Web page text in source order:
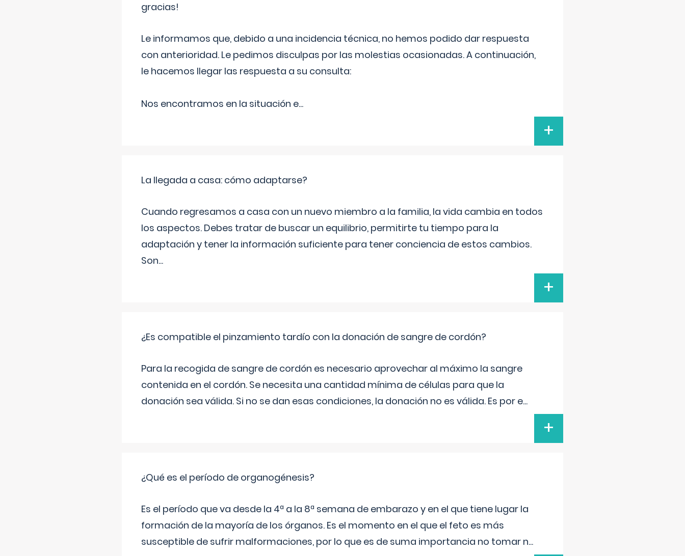
gracias!
Le informamos que, debido a una incidencia técnica, no hemos podido dar respuesta
con anterioridad. Le pedimos disculpas por las molestias ocasionadas. A continuación,
le hacemos llegar las respuesta a su consulta:
Nos encontramos en la situación e...
+
La llegada a casa: cómo adaptarse?
Cuando regresamos a casa con un nuevo miembro a la familia, la vida cambia en todos
los aspectos. Debes tratar de buscar un equilibrio, permitirte tu tiempo para la
adaptación y tener la información suficiente para tener conciencia de estos cambios.
Son...
+
¿Es compatible el pinzamiento tardío con la donación de sangre de cordón?
Para la recogida de sangre de cordón es necesario aprovechar al máximo la sangre
contenida en el cordón. Se necesita una cantidad mínima de células para que la
donación sea válida. Si no se dan esas condiciones, la donación no es válida. Es por e...
+
¿Qué es el período de organogénesis?
Es el período que va desde la 4ª a la 8ª semana de embarazo y en el que tiene lugar la
formación de la mayoría de los órganos. Es el momento en el que el feto es más
susceptible de sufrir malformaciones, por lo que es de suma importancia no tomar n...